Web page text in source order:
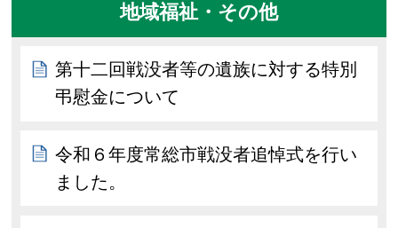
地域福祉・その他
第十二回戦没者等の遺族に対する特別
弔慰金について
令和６年度常総市戦没者追悼式を行い
ました。